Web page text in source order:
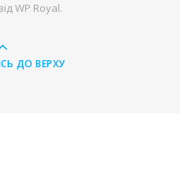
WP Royal.
ДО ВЕРХУ